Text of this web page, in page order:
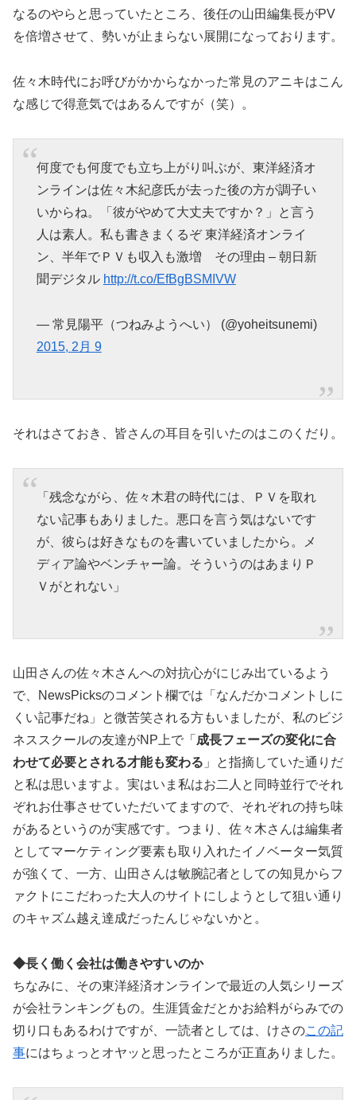
なるのやらと思っていたところ、後任の山田編集長がPV
を倍増させて、勢いが止まらない展開になっております。
佐々木時代にお呼びがかからなかった常見のアニキはこん
な感じで得意気ではあるんですが（笑）。
何度でも何度でも立ち上がり叫ぶが、東洋経済オ
ンラインは佐々木紀彦氏が去った後の方が調子い
いからね。「彼がやめて大丈夫ですか？」と言う
人は素人。私も書きまくるぞ 東洋経済オンライ
ン、半年でＰＶも収入も激増 その理由 – 朝日新
聞デジタル http://t.co/EfBgBSMIVW
— 常見陽平（つねみようへい） (@yoheitsunemi)
2015, 2月 9
それはさておき、皆さんの耳目を引いたのはこのくだり。
「残念ながら、佐々木君の時代には、ＰＶを取れ
ない記事もありました。悪口を言う気はないです
が、彼らは好きなものを書いていましたから。メ
ディア論やベンチャー論。そういうのはあまりＰ
Ｖがとれない」
山田さんの佐々木さんへの対抗心がにじみ出ているよう
で、NewsPicksのコメント欄では「なんだかコメントしに
くい記事だね」と微苦笑される方もいましたが、私のビジ
ネススクールの友達がNP上で「 成長フェーズの変化に合
わせて必要とされる才能も変わる 」と指摘していた通りだ
と私は思いますよ。実はいま私はお二人と同時並行でそれ
ぞれお仕事させていただいてますので、それぞれの持ち味
があるというのが実感です。つまり、佐々木さんは編集者
としてマーケティング要素も取り入れたイノベーター気質
が強くて、一方、山田さんは敏腕記者としての知見からフ
ァクトにこだわった大人のサイトにしようとして狙い通り
のキャズム越え達成だったんじゃないかと。
◆長く働く会社は働きやすいのか
ちなみに、その東洋経済オンラインで最近の人気シリーズ
が会社ランキングもの。生涯賃金だとかお給料がらみでの
切り口もあるわけですが、一読者としては、けさのこの記
事にはちょっとオヤッと思ったところが正直ありました。